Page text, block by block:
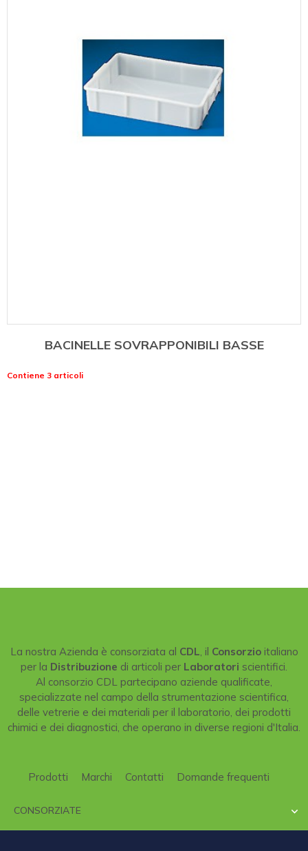
BACINELLE SOVRAPPONIBILI BASSE
Contiene 3 articoli
La nostra Azienda è consorziata al CDL, il Consorzioitaliano
per la Distribuzione di articoli per Laboratori scientifici.
Al consorzio CDL partecipano aziende qualificate,
specializzate nel campo della strumentazione scientifica,
delle vetrerie e dei materiali per il laboratorio, dei prodotti
chimici e dei diagnostici, che operano in diverse regioni d'Italia.
Prodotti Marchi Contatti Domande frequenti
CONSORZIATE 